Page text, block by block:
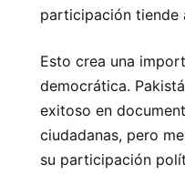
participación tiende
Esto crea una
democrática.
exitoso en
ciudadanas, pero
su participación